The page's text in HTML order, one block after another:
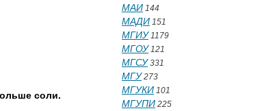
соли.
МАИ 144
МАДИ 151
МГИУ1179
МГОУ121
МГСУ331
МГУ273
МГУКИ 101
МГУПИ 225